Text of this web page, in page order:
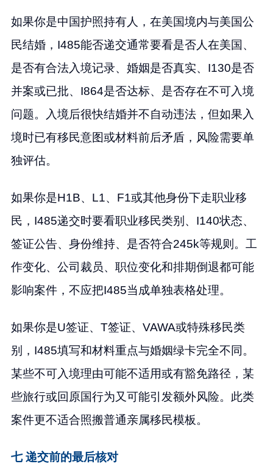
如果你是中国护照持有人，在美国境内与美国公
民结婚，I485能否递交通常要看是否人在美国、
是否有合法入境记录、婚姻是否真实、I130是否
并案或已批、I864是否达标、是否存在不可入境
问题。入境后很快结婚并不自动违法，但如果入
境时已有移民意图或材料前后矛盾，风险需要单
独评估。
如果你是H1B、L1、F1或其他身份下走职业移
民，I485递交时要看职业移民类别、I140状态、
签证公告、身份维持、是否符合245k等规则。工
作变化、公司裁员、职位变化和排期倒退都可能
影响案件，不应把I485当成单独表格处理。
如果你是U签证、T签证、VAWA或特殊移民类
别，I485填写和材料重点与婚姻绿卡完全不同。
某些不可入境理由可能不适用或有豁免路径，某
些旅行或回原国行为又可能引发额外风险。此类
案件更不适合照搬普通亲属移民模板。
七 递交前的最后核对